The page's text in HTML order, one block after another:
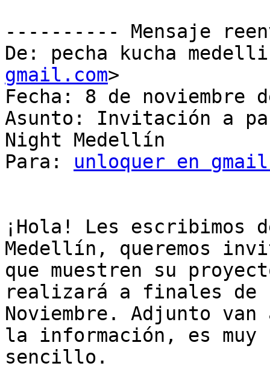
---------- Mensaje
De: pecha kucha
gmail.com>
Fecha: 8 de noviembre
Asunto: Invitación a
Night Medellín
Para: unloquer en
¡Hola! Les escribimos
Medellín, queremos
que muestren su
realizará a finales de
Noviembre. Adjunto
la información, es muy
sencillo.